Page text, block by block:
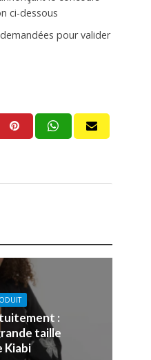
ci-dessous
pour valider
:
taille
Kiabi